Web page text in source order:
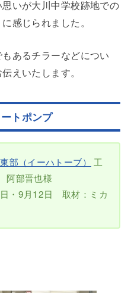
いが大川中学校跡地での
感じられました。
あるチラーなどについ
えいたします。
トポンプ
部（イーハトーブ）
工
部晋也様
・9月12日 取材：ミカ